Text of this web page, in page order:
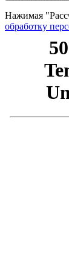
Нажимая
обработку